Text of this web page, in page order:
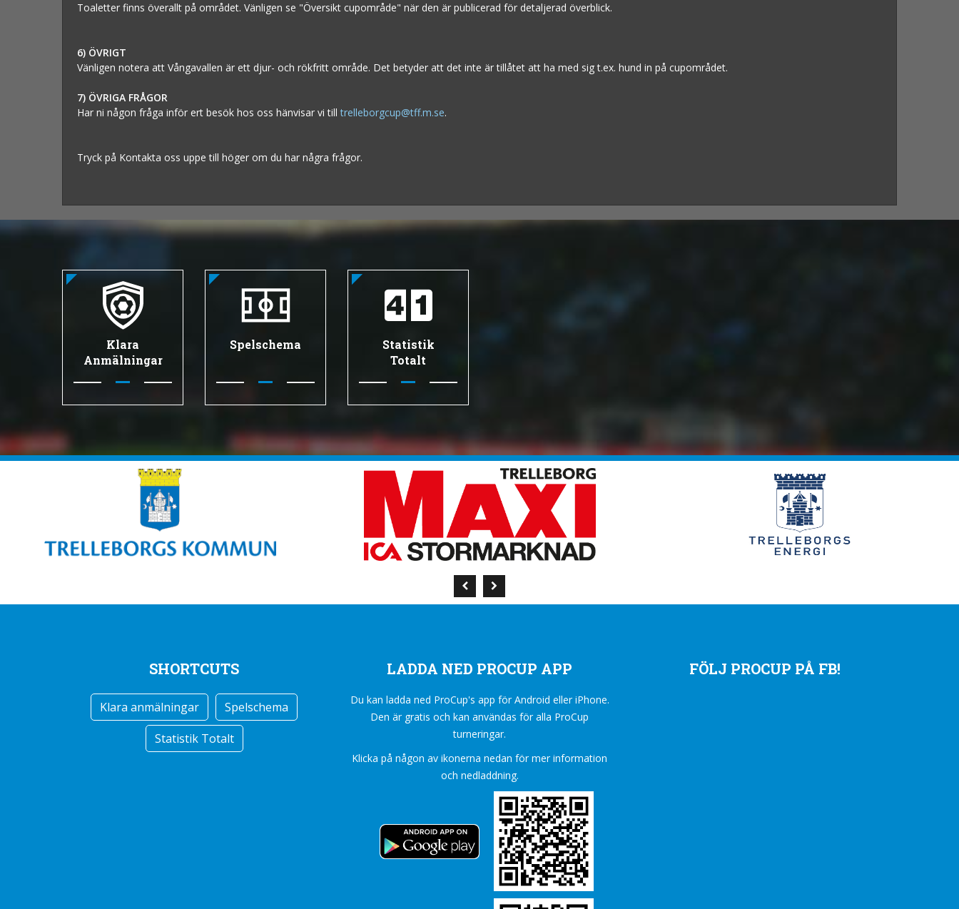
Toaletter finns överallt på området. Vänligen se "Översikt cupområde" när den är publicerad för detaljerad överblick.
6) ÖVRIGT
Vänligen notera att Vångavallen är ett djur- och rökfritt område. Det betyder att det inte är tillåtet att ha med sig t.ex. hund in på cupområdet.
7) ÖVRIGA FRÅGOR
Har ni någon fråga inför ert besök hos oss hänvisar vi tilltrelleborgcup@tff.m.se.
Tryck på Kontakta oss uppe till höger om du har några frågor.
Klara
Anmälningar
Spelschema
Statistik
Totalt
SHORTCUTS
Klara anmälningar
Spelschema
Statistik Totalt
LADDA NED PROCUP APP
Du kan ladda ned ProCup's app för Android eller iPhone.
Den är gratis och kan användas för alla ProCup
turneringar.
Klicka på någon av ikonerna nedan för mer information
och nedladdning.
FÖLJ PROCUP PÅ FB!